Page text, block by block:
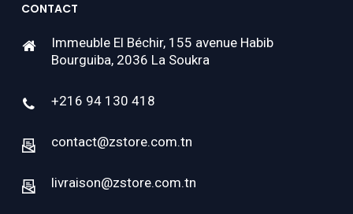
CONTACT
Immeuble El Béchir, 155 avenue Habib
Bourguiba, 2036 La Soukra
+216 94 130 418
contact@zstore.com.tn
livraison@zstore.com.tn